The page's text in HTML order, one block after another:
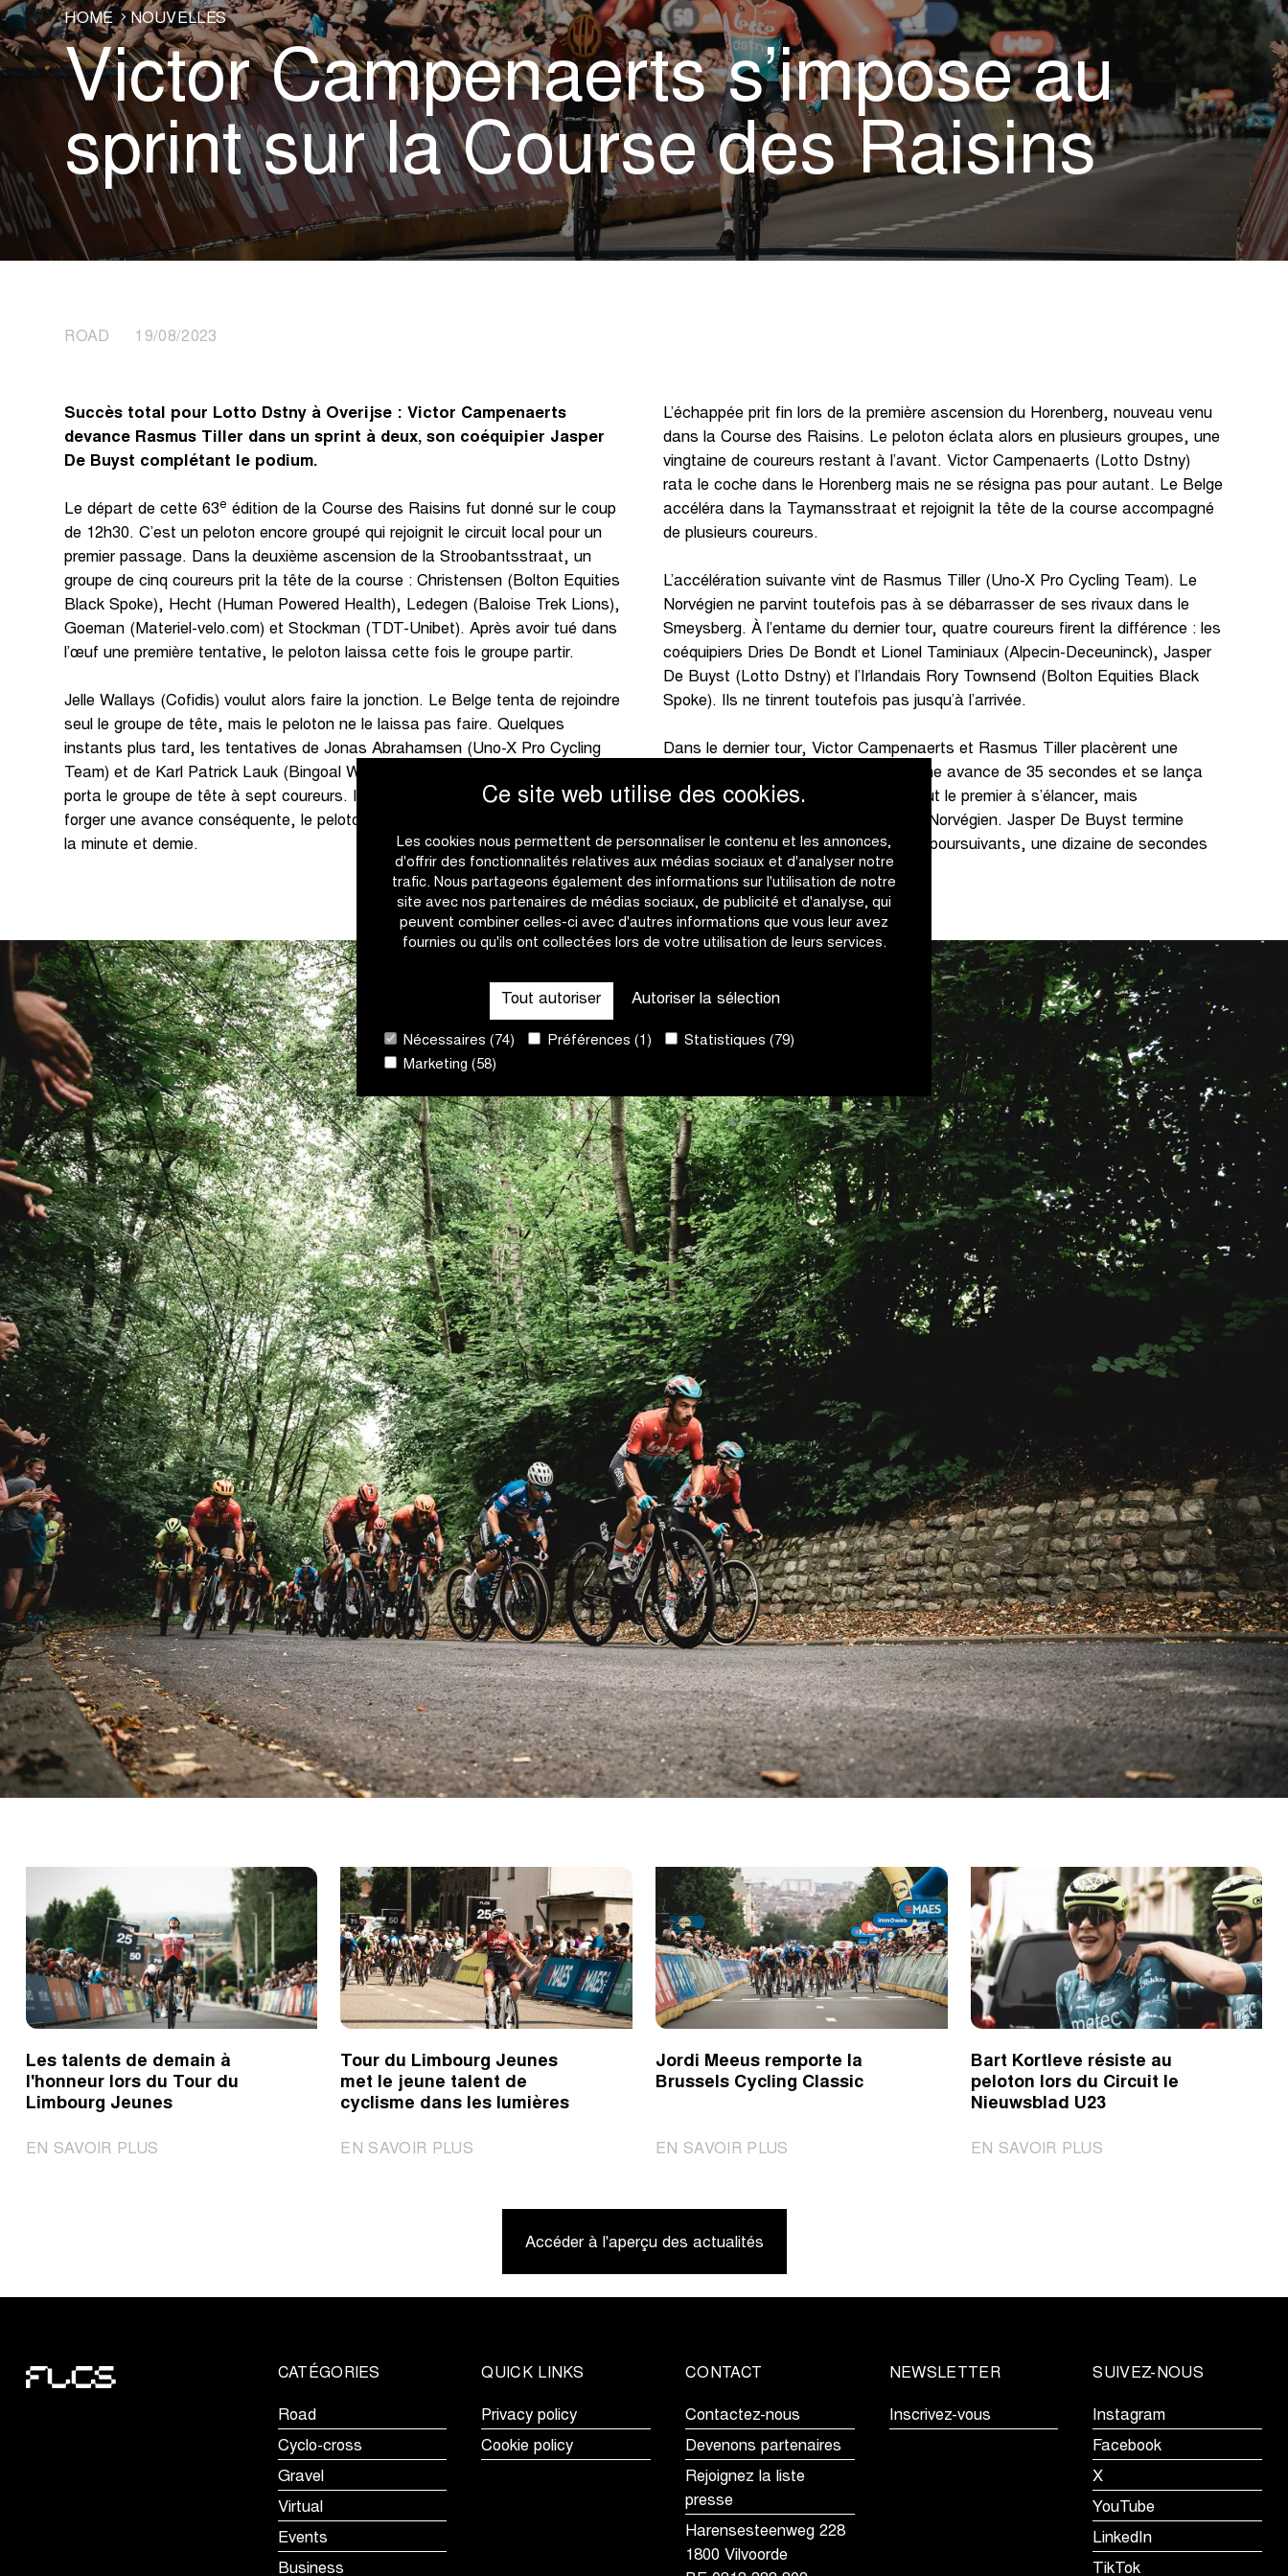
Ce site web utilise des cookies.
Les cookies nous permettent de personnaliser le contenu et les annonces,
d'offrir des fonctionnalités relatives aux médias sociaux et d'analyser notre
trafic. Nous partageons également des informations sur l'utilisation de notre
site avec nos partenaires de médias sociaux, de publicité et d'analyse, qui
peuvent combiner celles-ci avec d'autres informations que vous leur avez
fournies ou qu'ils ont collectées lors de votre utilisation de leurs services.
Tout autoriser Autoriser la sélection
Nécessaires (74) Préférences (1)
Statistiques (79)
Marketing (58)
HOME NOUVELLES
Victor Campenaerts s’impose au
sprint sur la Course des Raisins
ROAD 19/08/2023
Succès total pour Lotto Dstny à Overijse : Victor Campenaerts
devance Rasmus Tiller dans un sprint à deux, son coéquipier Jasper
De Buyst complétant le podium.
Le départ de cette 63e édition de la Course des Raisins fut donné sur le coup
de 12h30. C’est un peloton encore groupé qui rejoignit le circuit local pour un
premier passage. Dans la deuxième ascension de la Stroobantsstraat, un
groupe de cinq coureurs prit la tête de la course : Christensen (Bolton Equities
Black Spoke), Hecht (Human Powered Health), Ledegen (Baloise Trek Lions),
Goeman (Materiel-velo.com) et Stockman (TDT-Unibet). Après avoir tué dans
l’œuf une première tentative, le peloton laissa cette fois le groupe partir.
Jelle Wallays (Cofidis) voulut alors faire la jonction. Le Belge tenta de rejoindre
seul le groupe de tête, mais le peloton ne le laissa pas faire. Quelques
instants plus tard, les tentatives de Jonas Abrahamsen (Uno-X Pro Cycling
Team) et de Karl Patrick Lauk (Bingoal WB) furent récompensées, ce qui
porta le groupe de tête à sept coureurs. Ils ne parvinrent toutefois pas à se
forger une avance conséquente, le peloton ne laissant jamais l’écart dépasser
la minute et demie.
L’échappée prit fin lors de la première ascension du Horenberg, nouveau venu
dans la Course des Raisins. Le peloton éclata alors en plusieurs groupes, une
vingtaine de coureurs restant à l’avant. Victor Campenaerts (Lotto Dstny)
rata le coche dans le Horenberg mais ne se résigna pas pour autant. Le Belge
accéléra dans la Taymansstraat et rejoignit la tête de la course accompagné
de plusieurs coureurs.
L’accélération suivante vint de Rasmus Tiller (Uno-X Pro Cycling Team). Le
Norvégien ne parvint toutefois pas à se débarrasser de ses rivaux dans le
Smeysberg. À l’entame du dernier tour, quatre coureurs firent la différence : les
coéquipiers Dries De Bondt et Lionel Taminiaux (Alpecin-Deceuninck), Jasper
De Buyst (Lotto Dstny) et l’Irlandais Rory Townsend (Bolton Equities Black
Spoke). Ils ne tinrent toutefois pas jusqu’à l’arrivée.
Dans le dernier tour, Victor Campenaerts et Rasmus Tiller placèrent une
dernière attaque. Le duo se forgea une avance de 35 secondes et se lança
dans un sprint pour la victoire. Tiller fut le premier à s’élancer, mais
Campenaerts remonta rapidement le Norvégien. Jasper De Buyst termine
troisième au sprint dans le groupe de poursuivants, une dizaine de secondes
derrière le duo de tête.
Les talents de demain à
l'honneur lors du Tour du
Limbourg Jeunes
EN SAVOIR PLUS
Tour du Limbourg Jeunes
met le jeune talent de
cyclisme dans les lumières
EN SAVOIR PLUS|
de
dans
les
lumières
Jordi Meeus remporte la
Brussels Cycling Classic
EN SAVOIR PLUS
Bart Kortleve résiste au
peloton lors du Circuit le
Nieuwsblad U23
EN SAVOIR PLUS
le
U23
Accéder à l'aperçu des actualités
CATÉGORIES
Road
Cyclo-cross
Gravel
Virtual
Events
Business
QUICK LINKS
Privacy policy
Cookie policy
CONTACT
Contactez-nous
Devenons partenaires
Rejoignez la liste
presse
Harensesteenweg 228
1800 Vilvoorde
NEWSLETTER
Inscrivez-vous
SUIVEZ-NOUS
Instagram
Facebook
X
YouTube
LinkedIn
TikTok